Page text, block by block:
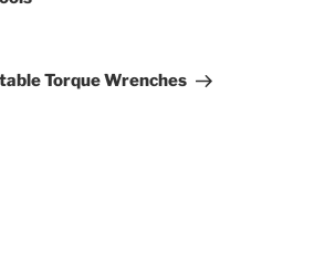
Torque Wrenches